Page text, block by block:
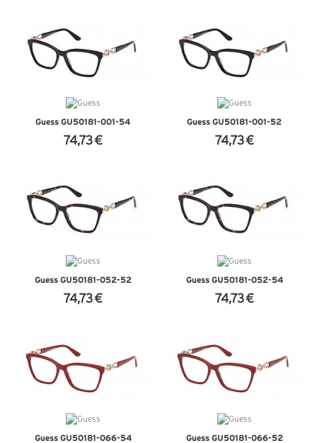
Guess GU50181-001-54
74,73 €
Guess GU50181-001-52
74,73 €
Guess GU50181-052-52
74,73 €
Guess GU50181-052-54
74,73 €
Guess GU50181-066-54 Guess GU50181-066-52